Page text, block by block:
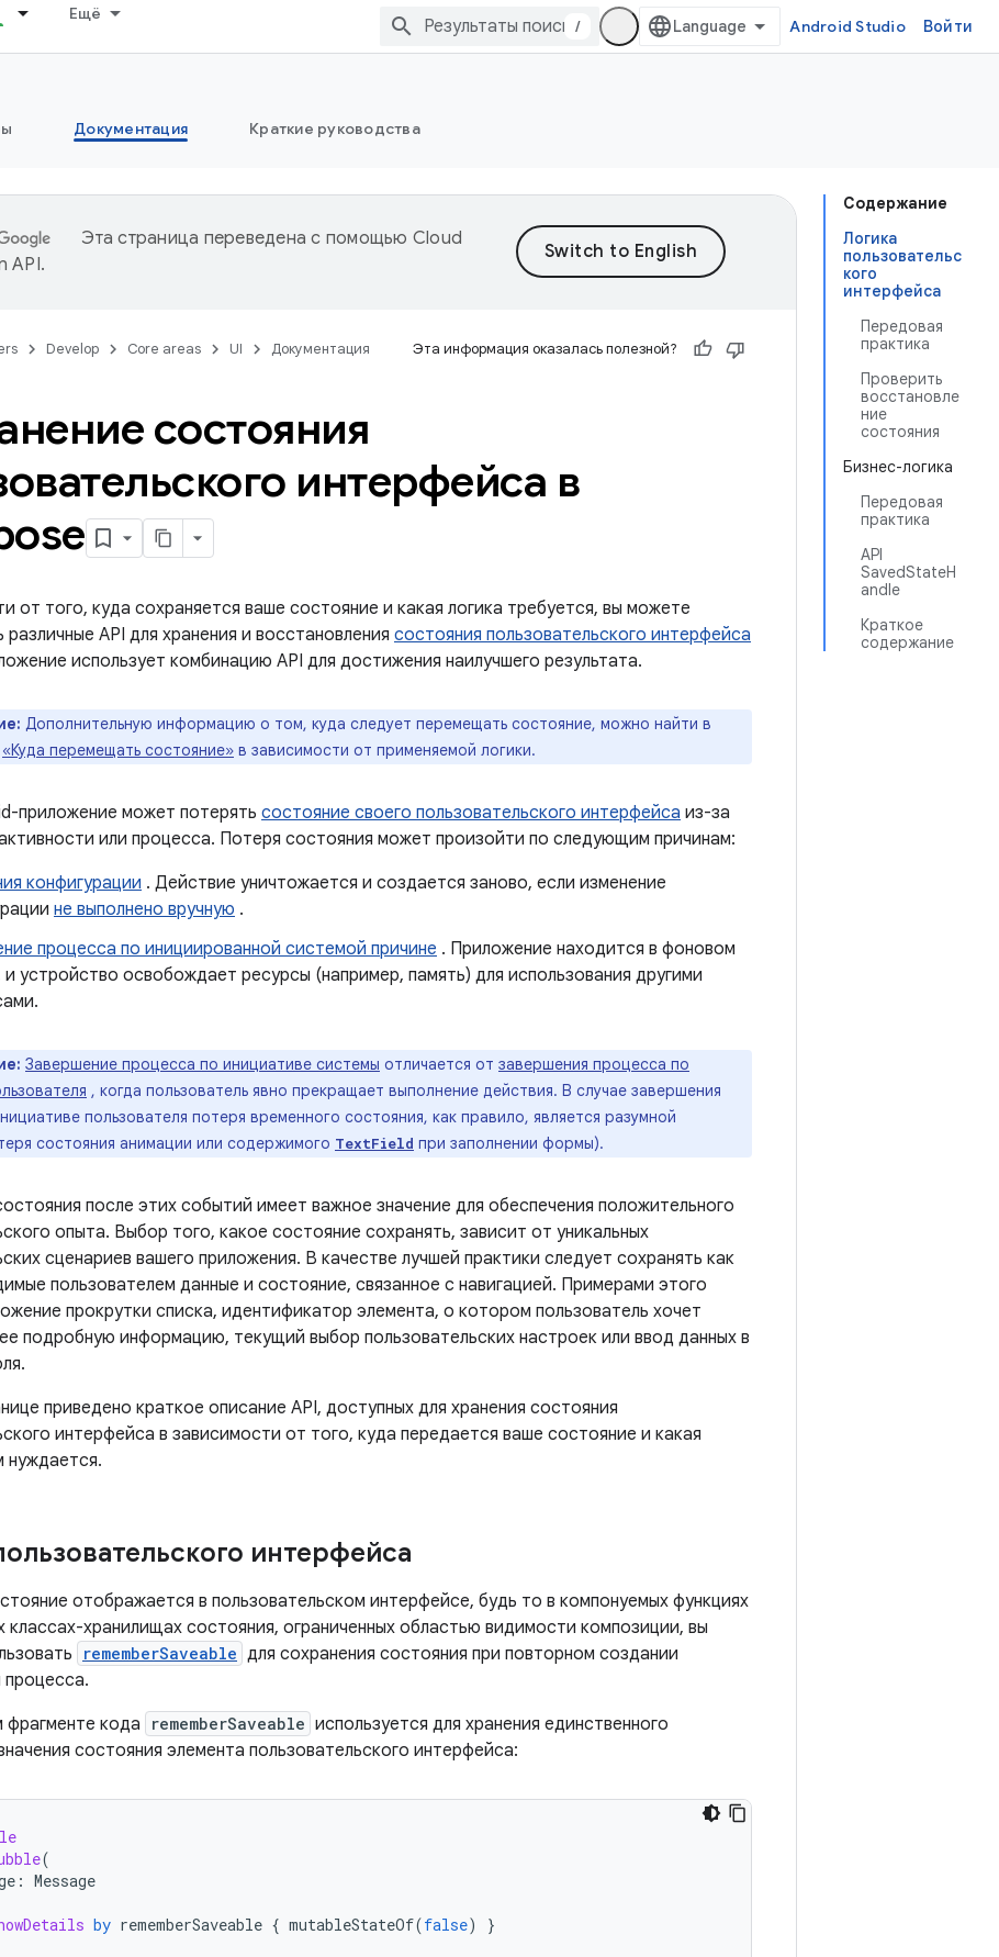
Ещё
/ Android Studio Войти
Документация Краткие руководства
Содержание
Логика
пользовательс
кого
интерфейса
Передовая
практика
Проверить
восстановле
ние
состояния
Бизнес-логика
Передовая
практика
API
SavedStateH
andle
Краткое
содержание
Эта страница переведена с помощью Cloud
API.
Develop Core areas UI Документация Эта информация оказалась полезной?
состояния
интерфейса в
от того, куда сохраняется ваше состояние и какая логика требуется, вы можете
различные API для хранения и восстановления состояния пользовательского интерфейса
использует комбинацию API для достижения наилучшего результата.
Дополнительную информацию о том, куда следует перемещать состояние, можно найти в
«Куда перемещать состояние» в зависимости от применяемой логики.
приложение может потерять состояние своего пользовательского интерфейса из-за
или процесса. Потеря состояния может произойти по следующим причинам:
конфигурации . Действие уничтожается и создается заново, если изменение
не выполнено вручную .
процесса по инициированной системой причине . Приложение находится в фоновом
устройство освобождает ресурсы (например, память) для использования другими
Завершение процесса по инициативе системы отличается от завершения процесса по
, когда пользователь явно прекращает выполнение действия. В случае завершения
пользователя потеря временного состояния, как правило, является разумной
состояния анимации или содержимого TextField при заполнении формы).
после этих событий имеет важное значение для обеспечения положительного
опыта. Выбор того, какое состояние сохранять, зависит от уникальных
сценариев вашего приложения. В качестве лучшей практики следует сохранять как
пользователем данные и состояние, связанное с навигацией. Примерами этого
прокрутки списка, идентификатор элемента, о котором пользователь хочет
подробную информацию, текущий выбор пользовательских настроек или ввод данных в
приведено краткое описание API, доступных для хранения состояния
интерфейса в зависимости от того, куда передается ваше состояние и какая
нуждается.
интерфейса
отображается в пользовательском интерфейсе, будь то в компонуемых функциях
классах-хранилищах состояния, ограниченных областью видимости композиции, вы
rememberSaveable для сохранения состояния при повторном создании
процесса.
кода
rememberSaveable используется для хранения единственного
состояния элемента пользовательского интерфейса:
(
: Message
by rememberSaveable { mutableStateOf(false) }